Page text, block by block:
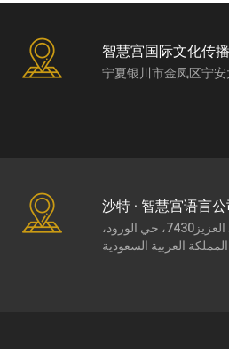
智慧宫国际文化传
宁夏银川市金凤区宁
沙特 · 智慧宫语言公
طريق الملك عبد العزيز7430، حي الورود،